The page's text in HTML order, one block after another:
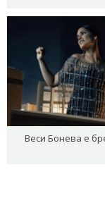
Веси Бонева е